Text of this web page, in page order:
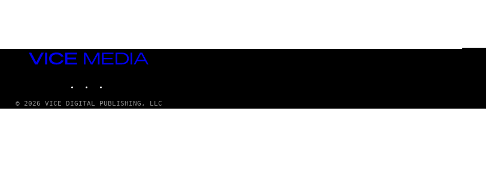
VICE
MEDIA
© 2026 VICE DIGITAL PUBLISHING, LLC